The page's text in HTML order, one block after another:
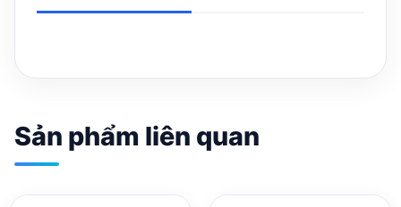
Sản phẩm liên quan